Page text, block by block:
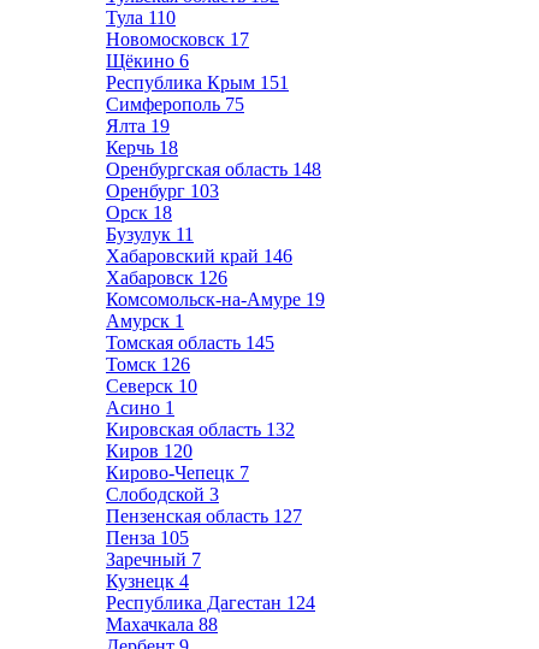
Тула 110
Новомосковск 17
Щёкино 6
Республика Крым 151
Симферополь 75
Ялта 19
Керчь 18
Оренбургская область 148
Оренбург 103
Орск 18
Бузулук 11
Хабаровский край 146
Хабаровск 126
Комсомольск-на-Амуре 19
Амурск 1
Томская область 145
Томск 126
Северск 10
Асино 1
Кировская область 132
Киров 120
Кирово-Чепецк 7
Слободской 3
Пензенская область 127
Пенза 105
Заречный 7
Кузнецк 4
Республика Дагестан 124
Махачкала 88